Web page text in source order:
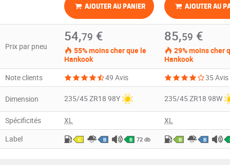
AJOUTER AU PANIER AJOUTER AU
Prix par pneu
54,79 €
55% moins cher que le
Hankook
85,59 €
29% moins cher
Hankook
Note clients
49 Avis 35 Avis
Dimension 235/45 ZR18 98Y 235/45 ZR18 98W
Spécificités XL
XL
Label
C B B 72 db B B